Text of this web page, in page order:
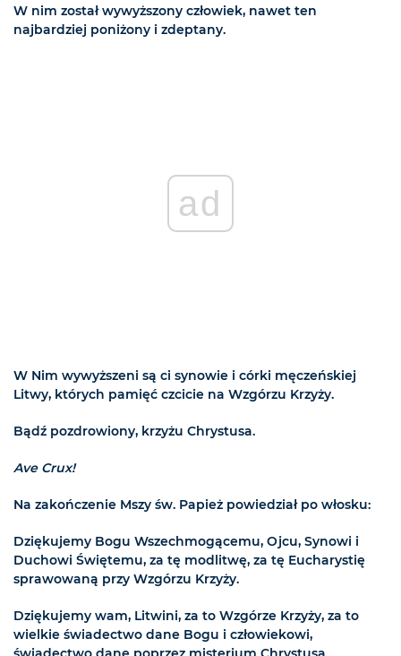
W nim został wywyższony człowiek, nawet ten
najbardziej poniżony i zdeptany.
ad
W Nim wywyższeni są ci synowie i córki męczeńskiej
Litwy, których pamięć czcicie na Wzgórzu Krzyży.
Bądź pozdrowiony, krzyżu Chrystusa.
Ave Crux!
Na zakończenie Mszy św. Papież powiedział po włosku:
Dziękujemy Bogu Wszechmogącemu, Ojcu, Synowi i
Duchowi Świętemu, za tę modlitwę, za tę Eucharystię
sprawowaną przy Wzgórzu Krzyży.
Dziękujemy wam, Litwini, za to Wzgórze Krzyży, za to
wielkie świadectwo dane Bogu i człowiekowi,